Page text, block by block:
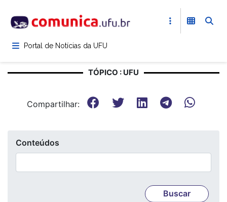
para
conteúdoPortal de Notícias da UFU
TÓPICO : UFU
Compartilhar:
Conteúdos